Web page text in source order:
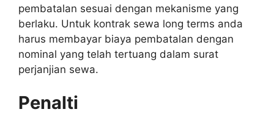
pembatalan sesuai dengan mekanisme yang
berlaku. Untuk kontrak sewa long terms anda
harus membayar biaya pembatalan dengan
nominal yang telah tertuang dalam surat
perjanjian sewa.
Penalti